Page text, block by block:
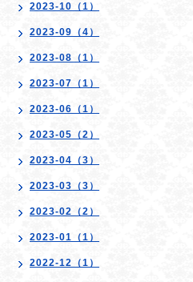
2023-10（1）
2023-09（4）
2023-08（1）
2023-07（1）
2023-06（1）
2023-05（2）
2023-04（3）
2023-03（3）
2023-02（2）
2023-01（1）
2022-12（1）